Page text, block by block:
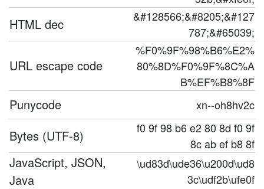
HTML dec
&#128566;&#8205;&#127
787;&#65039;
URL escape code
%F0%9F%98%B6%E2%
80%8D%F0%9F%8C%A
B%EF%B8%8F
Punycode xn--oh8hv2c
Bytes (UTF-8)
f0 9f 98 b6 e2 80 8d f0 9f
8c ab ef b8 8f
JavaScript, JSON,
Java
\ud83d\ude36\u200d\ud8
3c\udf2b\ufe0f